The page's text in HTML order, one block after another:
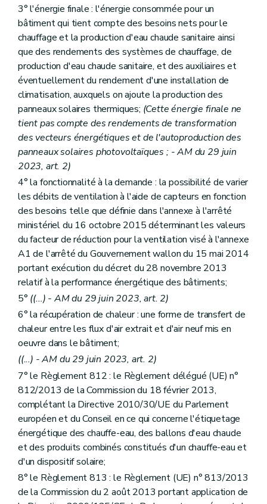
3° l'énergie finale : l'énergie consommée pour un
bâtiment qui tient compte des besoins nets pour le
chauffage et la production d'eau chaude sanitaire ainsi
que des rendements des systèmes de chauffage, de
production d'eau chaude sanitaire, et des auxiliaires et
éventuellement du rendement d'une installation de
climatisation, auxquels on ajoute la production des
panneaux solaires thermiques; (Cette énergie finale ne
tient pas compte des rendements de transformation
des vecteurs énergétiques et de l'autoproduction des
panneaux solaires photovoltaïques ; - AM du 29 juin
2023, art. 2)
4° la fonctionnalité à la demande : la possibilité de varier
les débits de ventilation à l'aide de capteurs en fonction
des besoins telle que définie dans l'annexe à l'arrêté
ministériel du 16 octobre 2015 déterminant les valeurs
du facteur de réduction pour la ventilation visé à l'annexe
A1 de l'arrêté du Gouvernement wallon du 15 mai 2014
portant exécution du décret du 28 novembre 2013
relatif à la performance énergétique des bâtiments;
5° ((...) - AM du 29 juin 2023, art. 2)
6° la récupération de chaleur : une forme de transfert de
chaleur entre les flux d'air extrait et d'air neuf mis en
oeuvre dans le bâtiment;
((...) - AM du 29 juin 2023, art. 2)
7° le Règlement 812 : le Règlement délégué (UE) n°
812/2013 de la Commission du 18 février 2013,
complétant la Directive 2010/30/UE du Parlement
européen et du Conseil en ce qui concerne l'étiquetage
énergétique des chauffe-eau, des ballons d'eau chaude
et des produits combinés constitués d'un chauffe-eau et
d'un dispositif solaire;
8° le Règlement 813 : le Règlement (UE) n° 813/2013
de la Commission du 2 août 2013 portant application de